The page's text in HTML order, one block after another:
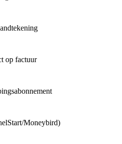
op factuur
Moneybird)